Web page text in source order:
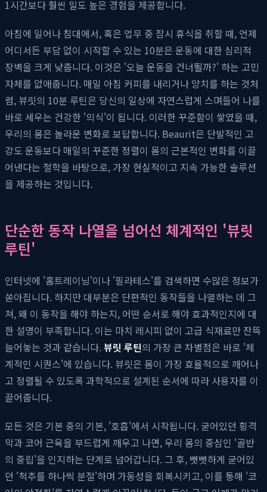
1시간보다 훨씬 밀도 높은 경험을 제공합니다.
아침에 일어나 침대에서, 혹은 업무 중 잠시 휴식을 취할 때, 언제
어디서든 부담 없이 시작할 수 있는 10분은 운동에 대한 심리적
장벽을 크게 낮춥니다. 이것은 '오늘 운동을 건너뛸까?' 하는 고민
자체를 없애줍니다. 매일 아침 커피를 내리거나 양치를 하는 것처
럼, 뷰릿의 10분 루틴은 당신의 일상에 자연스럽게 스며들어 나를
바로 세우는 건강한 '의식'이 됩니다. 이러한 꾸준함이 쌓였을 때,
우리의 몸은 놀라운 변화로 보답합니다. Beaurit은 단발적인 고
강도 운동보다 매일의 꾸준한 정렬이 몸의 근본적인 변화를 이끌
어낸다는 철학을 바탕으로, 가장 현실적이고 지속 가능한 솔루션
을 제공하는 것입니다.
단순한 동작 나열을 넘어선 체계적인 '뷰릿
루틴'
인터넷에 '홈트레이닝'이나 '필라테스'를 검색하면 수많은 정보가
쏟아집니다. 하지만 대부분은 단편적인 동작들을 나열하는 데 그
쳐, 왜 이 동작을 해야 하는지, 어떤 순서로 해야 효과적인지에 대
한 설명이 부족합니다. 이는 마치 레시피 없이 고급 식재료만 잔뜩
늘어놓는 것과 같습니다.뷰릿 루틴의 가장 큰 차별점은 바로 '체
계적인 시퀀스'에 있습니다. 뷰릿은 몸이 가장 효율적으로 깨어나
고 정렬될 수 있도록 과학적으로 설계된 순서에 따라 사용자를 이
끌어줍니다.
모든 것은 기본 중의 기본, '호흡'에서 시작됩니다. 굳어있던 횡격
막과 코어 근육을 부드럽게 깨우고 나면, 우리 몸의 중심인 '골반
의 중립'을 인지하는 단계로 넘어갑니다. 그 후, 뻣뻣하게 굳어있
던 '척추를 하나씩 분절'하며 가동성을 회복시키고, 이를 통해 '코